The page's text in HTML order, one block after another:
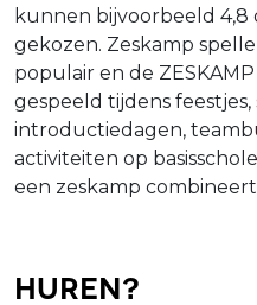
kunnen bijvoorbeeld 4,8
gekozen. Zeskamp
populair en de
gespeeld tijdens
introductiedagen,
activiteiten op
een zeskamp
Huren?